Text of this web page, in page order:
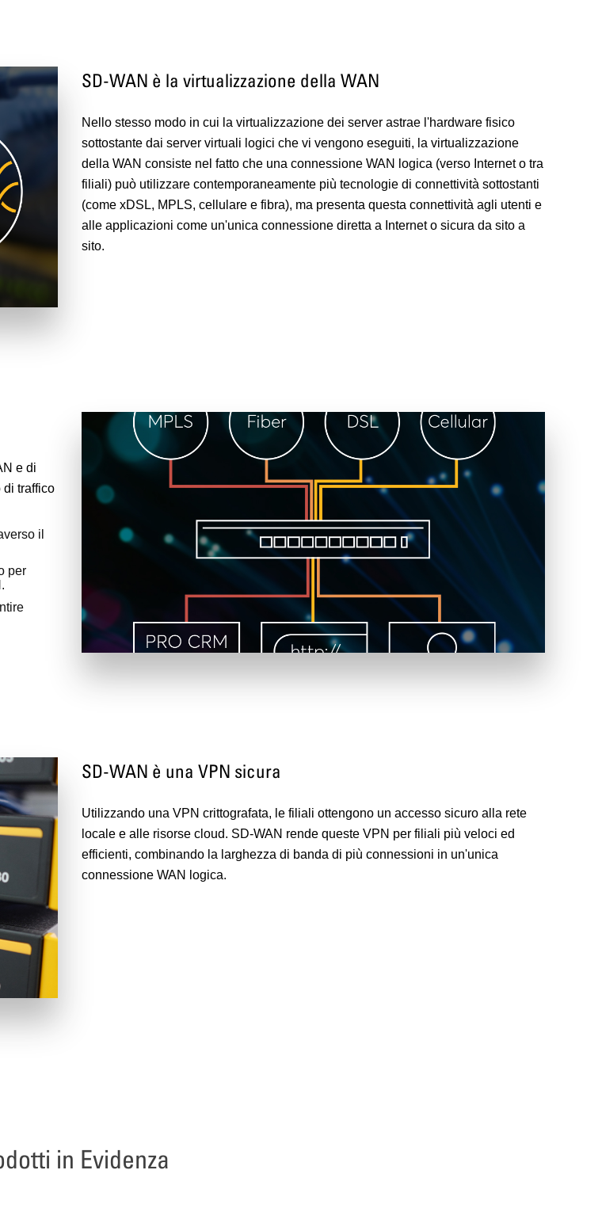
SD-WAN è la virtualizzazione della WAN
Nello stesso modo in cui la virtualizzazione dei server astrae l'hardware fisico
sottostante dai server virtuali logici che vi vengono eseguiti, la virtualizzazione
della WAN consiste nel fatto che una connessione WAN logica (verso Internet o tra
filiali) può utilizzare contemporaneamente più tecnologie di connettività sottostanti
(come xDSL, MPLS, cellulare e fibra), ma presenta questa connettività agli utenti e
alle applicazioni come un'unica connessione diretta a Internet o sicura da sito a
sito.
e di
di traffico
il
per
SD-WAN è una VPN sicura
Utilizzando una VPN crittografata, le filiali ottengono un accesso sicuro alla rete
locale e alle risorse cloud. SD-WAN rende queste VPN per filiali più veloci ed
efficienti, combinando la larghezza di banda di più connessioni in un'unica
connessione WAN logica.
in Evidenza